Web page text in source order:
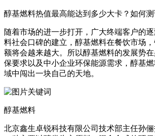
醇基燃料热值最高能达到多少大卡？如何
随着市场的进一步打开，广大终端客户的
料社会口碑的建立，醇基燃料在餐饮市场
额将会越来越大。所以醇基燃料的发展势
保要求以及中小企业环保能源需求，醇基
域中闯出一块自己的天地。
醇基燃料
北京鑫生卓锐科技有限公司技术部主任孙